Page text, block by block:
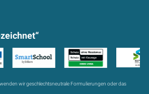
wir geschlechtsneutrale Formulierungen oder das